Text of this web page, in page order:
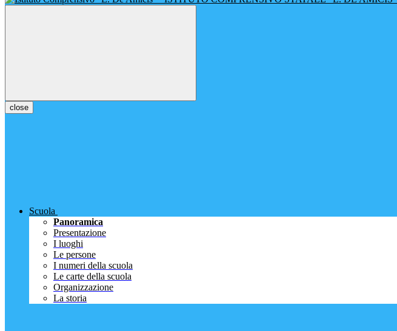
close
Scuola
Panoramica
Presentazione
I luoghi
Le persone
I numeri della scuola
Le carte della scuola
Organizzazione
La storia